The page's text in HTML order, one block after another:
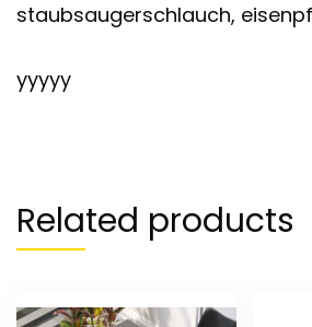
staubsaugerschlauch,
yyyyy
Related products